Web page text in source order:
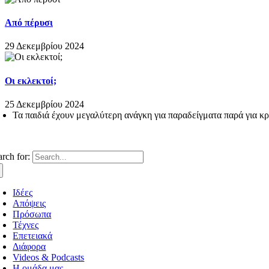
Από πέρυσι
29 Δεκεμβρίου 2024
Οι εκλεκτοί;
25 Δεκεμβρίου 2024
Τα παιδιά έχουν μεγαλύτερη ανάγκη για παραδείγματα παρά για
for:
Ιδέες
Απόψεις
Πρόσωπα
Τέχνες
Επετειακά
Διάφορα
Videos & Podcasts